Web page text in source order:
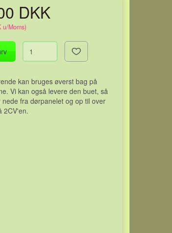
DKK
u/Moms)
kan bruges øverst bag på
Vi kan også levere den buet, så
nede fra dørpanelet og op til over
2CV'en.